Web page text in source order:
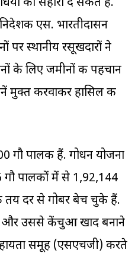
एस. भारतीदासन
पर स्थानीय रसूखदारों ने
के लिए जमीनों की पहचान
करवाकर हासिल की
गौ पालक हैं. गोधन योजना
पालकों में से 1,92,144
तय दर से गोबर बेच चुके हैं.
और उससे केंचुआ खाद बनाने
समूह (एसएचजी) करते